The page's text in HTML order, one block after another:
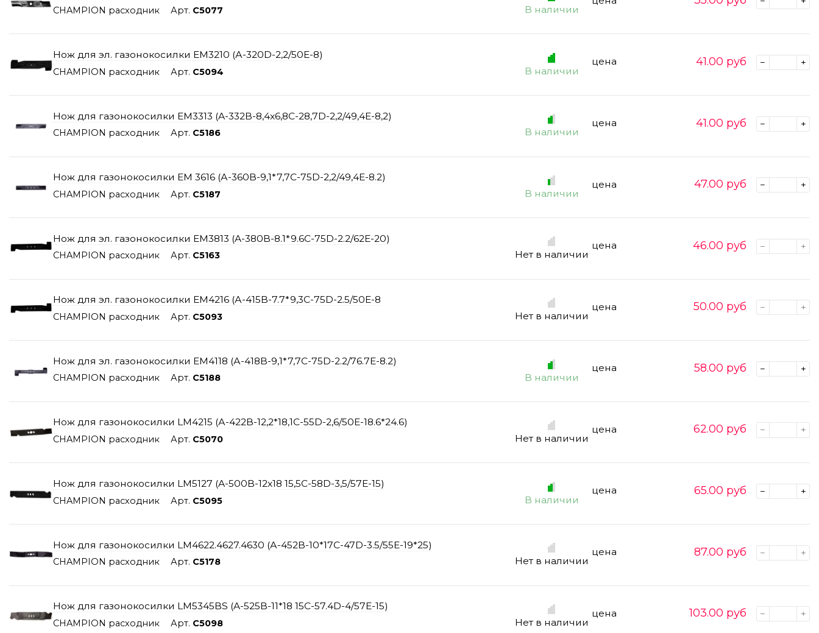
CHAMPION расходник Арт. C5077 В наличии
Нож для эл. газонокосилки ЕМ3210 (А-320D-2,2/50E-8)
CHAMPION расходник Арт. C5094 В наличии
цена 41.00 руб
Нож для газонокосилки EM3313 (A-332B-8,4x6,8C-28,7D-2,2/49,4E-8,2)
CHAMPION расходник Арт. C5186 В наличии
цена 41.00 руб
Нож для газонокосилки EM 3616 (А-360В-9,1*7,7С-75D-2,2/49,4E-8.2)
CHAMPION расходник Арт. C5187 В наличии
цена 47.00 руб
Нож для эл. газонокосилки ЕМ3813 (A-380B-8.1*9.6C-75D-2.2/62E-20)
CHAMPION расходник Арт. C5163 Нет в наличии
цена 46.00 руб
Нож для эл. газонокосилки ЕМ4216 (А-415B-7.7*9,3C-75D-2.5/50E-8
CHAMPION расходник Арт. C5093 Нет в наличии
цена 50.00 руб
Нож для эл. газонокосилки ЕМ4118 (А-418B-9,1*7,7C-75D-2.2/76.7E-8.2)
CHAMPION расходник Арт. C5188 В наличии
цена 58.00 руб
Нож для газонокосилки LM4215 (А-422В-12,2*18,1С-55D-2,6/50E-18.6*24.6)
CHAMPION расходник Арт. C5070 Нет в наличии
цена 62.00 руб
Нож для газонокосилки LM5127 (A-500B-12x18 15,5C-58D-3,5/57E-15)
CHAMPION расходник Арт. C5095 В наличии
цена 65.00 руб
Нож для газонокосилки LM4622.4627.4630 (А-452B-10*17C-47D-3.5/55E-19*25)
CHAMPION расходник Арт. C5178 Нет в наличии
цена 87.00 руб
Нож для газонокосилки LM5345BS (A-525B-11*18 15C-57.4D-4/57E-15)
CHAMPION расходник Арт. C5098 Нет в наличии
цена 103.00 руб